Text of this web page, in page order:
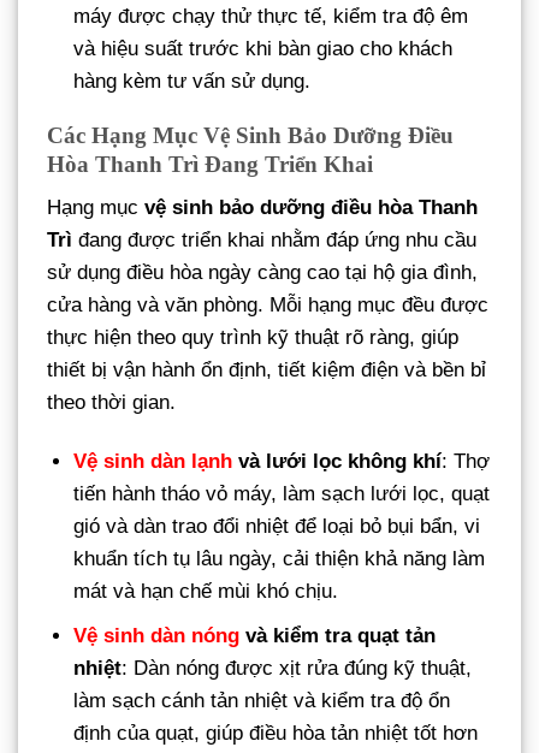
máy được chạy thử thực tế, kiểm tra độ êm
và hiệu suất trước khi bàn giao cho khách
hàng kèm tư vấn sử dụng.
Các Hạng Mục Vệ Sinh Bảo Dưỡng Điều
Hòa Thanh Trì Đang Triển Khai
Hạng mục vệ sinh bảo dưỡng điều hòa Thanh
Trì đang được triển khai nhằm đáp ứng nhu cầu
sử dụng điều hòa ngày càng cao tại hộ gia đình,
cửa hàng và văn phòng. Mỗi hạng mục đều được
thực hiện theo quy trình kỹ thuật rõ ràng, giúp
thiết bị vận hành ổn định, tiết kiệm điện và bền bỉ
theo thời gian.
Vệ sinh dàn lạnh và lưới lọc không khí: Thợ
tiến hành tháo vỏ máy, làm sạch lưới lọc, quạt
gió và dàn trao đổi nhiệt để loại bỏ bụi bẩn, vi
khuẩn tích tụ lâu ngày, cải thiện khả năng làm
mát và hạn chế mùi khó chịu.
Vệ sinh dàn nóng và kiểm tra quạt tản
nhiệt: Dàn nóng được xịt rửa đúng kỹ thuật,
làm sạch cánh tản nhiệt và kiểm tra độ ổn
định của quạt, giúp điều hòa tản nhiệt tốt hơn